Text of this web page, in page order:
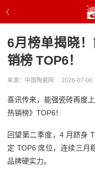
6月榜单揭晓
销榜 TOP6！
来源：中国陶瓷网 2026-07-06
喜讯传来，能强瓷砖再度
热销榜》TOP6！
回望第二季度，4 月跻身
定 TOP6 席位，连续三月
品牌硬实力。